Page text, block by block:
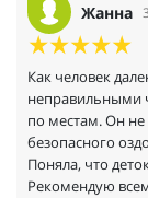
Жанна
Как человек
неправильными
по местам. Он
безопасного
Поняла, что
Рекомендую